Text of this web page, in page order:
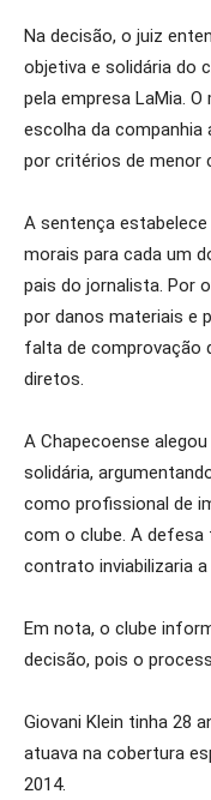
Na decisão, o juiz
objetiva e solidária do
pela empresa LaMia.
escolha da companhia
por critérios de menor
A sentença
morais para cada um
pais do jornalista. Por
por danos materiais e
falta de comprovação
diretos.
A Chapecoense
solidária,
como profissional de
com o clube. A defesa
contrato inviabilizaria
Em nota, o clube
decisão, pois o
Giovani Klein tinha 28
atuava na cobertura
2014.